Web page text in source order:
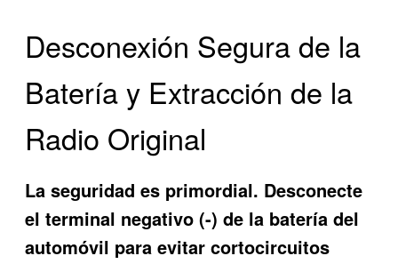
Desconexión Segura de la
Batería y Extracción de la
Radio Original
La seguridad es primordial. Desconecte
el terminal negativo (-) de la batería del
automóvil para evitar cortocircuitos